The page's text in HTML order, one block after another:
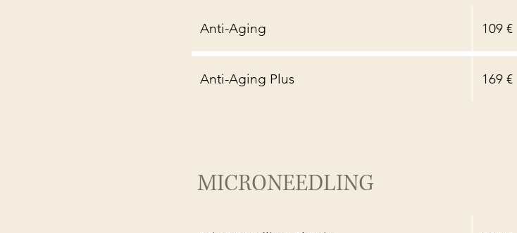
Anti-Aging 109 €
Anti-Aging Plus 169 €
MICRONEEDLING